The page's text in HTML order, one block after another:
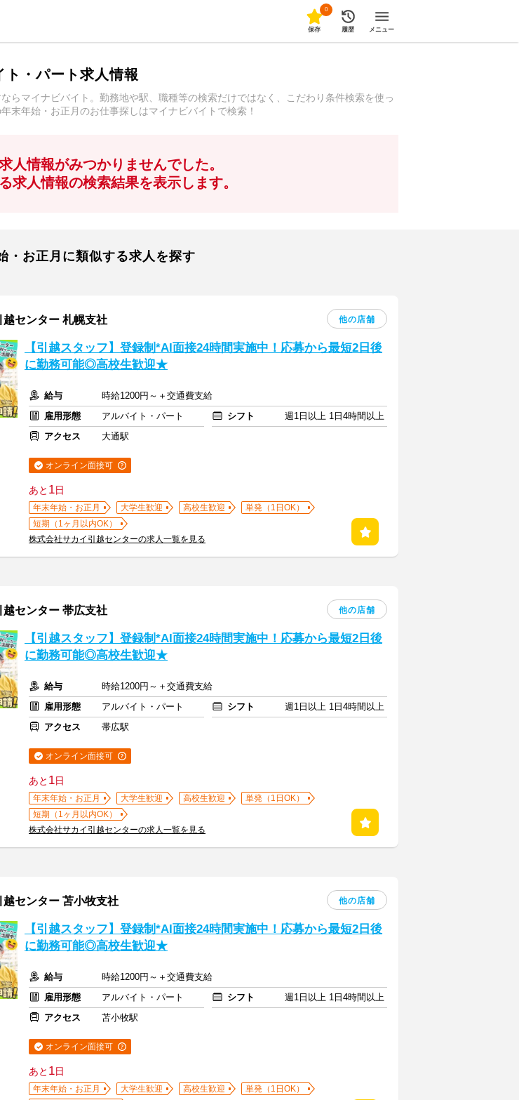
0
保存 履歴 メニュー
・パート求人情報
らマイナビバイト。勤務地や駅、職種等の検索だけではなく、こだわり条件検索を使っ
末年始・お正月のお仕事探しはマイナビバイトで検索！
人情報がみつかりませんでした。
求人情報の検索結果を表示します。
・お正月に類似する求人を探す
センター 札幌支社 他の店舗
【引越スタッフ】登録制*AI面接24時間実施中！応募から最短2日後
に勤務可能◎高校生歓迎★
給与
時給1200円～＋交通費支給
雇用形態
アルバイト・パート シフト
週1日以上 1日4時間以上
アクセス
大通駅
オンライン面接可
あと 1日
年末年始・お正月 大学生歓迎 高校生歓迎
単発（1日OK）
短期（1ヶ月以内OK）
株式会社サカイ引越センターの求人一覧を見る
センター 帯広支社 他の店舗
【引越スタッフ】登録制*AI面接24時間実施中！応募から最短2日後
に勤務可能◎高校生歓迎★
給与
時給1200円～＋交通費支給
雇用形態
アルバイト・パート シフト
週1日以上 1日4時間以上
アクセス
帯広駅
オンライン面接可
あと 1日
年末年始・お正月 大学生歓迎 高校生歓迎
単発（1日OK）
短期（1ヶ月以内OK）
株式会社サカイ引越センターの求人一覧を見る
センター 苫小牧支社 他の店舗
【引越スタッフ】登録制*AI面接24時間実施中！応募から最短2日後
に勤務可能◎高校生歓迎★
給与
時給1200円～＋交通費支給
雇用形態
アルバイト・パート シフト
週1日以上 1日4時間以上
アクセス
苫小牧駅
オンライン面接可
あと 1日
年末年始・お正月 大学生歓迎 高校生歓迎
単発（1日OK）